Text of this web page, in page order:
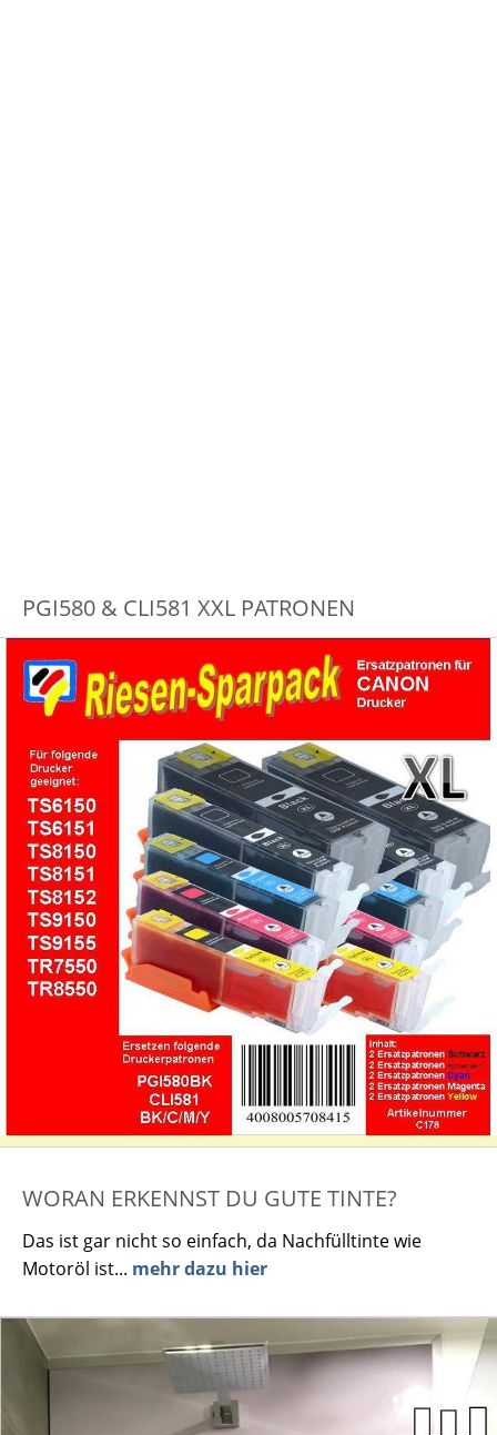
PGI580 & CLI581 XXL PATRONEN
WORAN ERKENNST DU GUTE TINTE?
Das ist gar nicht so einfach, da Nachfülltinte wie
Motoröl ist... mehr dazu hier